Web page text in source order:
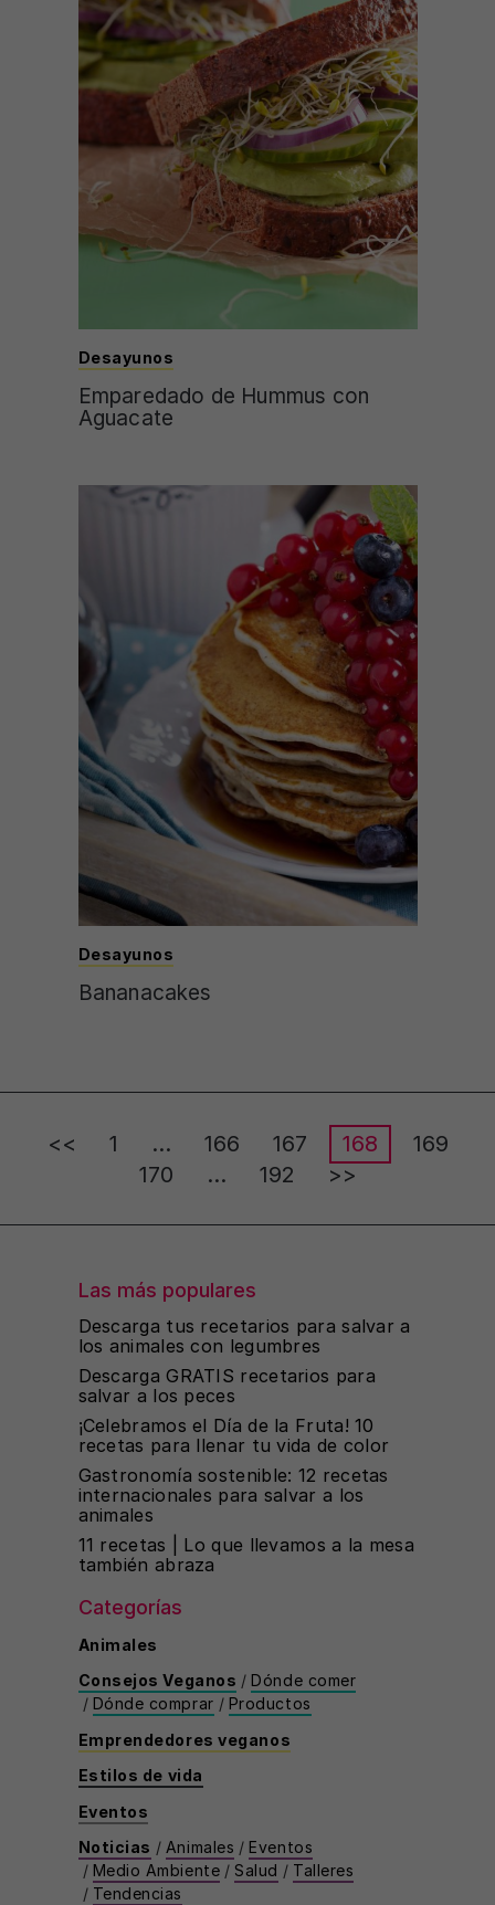
Desayunos
Emparedado de Hummus con
Aguacate
Desayunos
Bananacakes
Posts<< 1 … 166 167 168
169
170
… 192 >>
Las más populares
Descarga tus recetarios para salvar a
los animales con legumbres
Descarga GRATIS recetarios para
salvar a los peces
¡Celebramos el Día de la Fruta! 10
recetas para llenar tu vida de color
Gastronomía sostenible: 12 recetas
internacionales para salvar a los
animales
11 recetas | Lo que llevamos a la mesa
también abraza
Categorías
Animales
Consejos Veganos / Dónde comer
/ Dónde comprar / Productos
Emprendedores veganos
Estilos de vida
Eventos
Noticias / Animales / Eventos
/ Medio Ambiente / Salud / Talleres
/ Tendencias